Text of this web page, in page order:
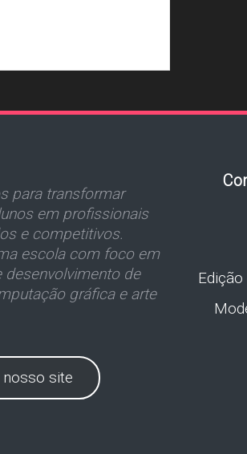
para transformar
em profissionais
e competitivos.
escola com foco em
desenvolvimento de
gráfica e arte
site